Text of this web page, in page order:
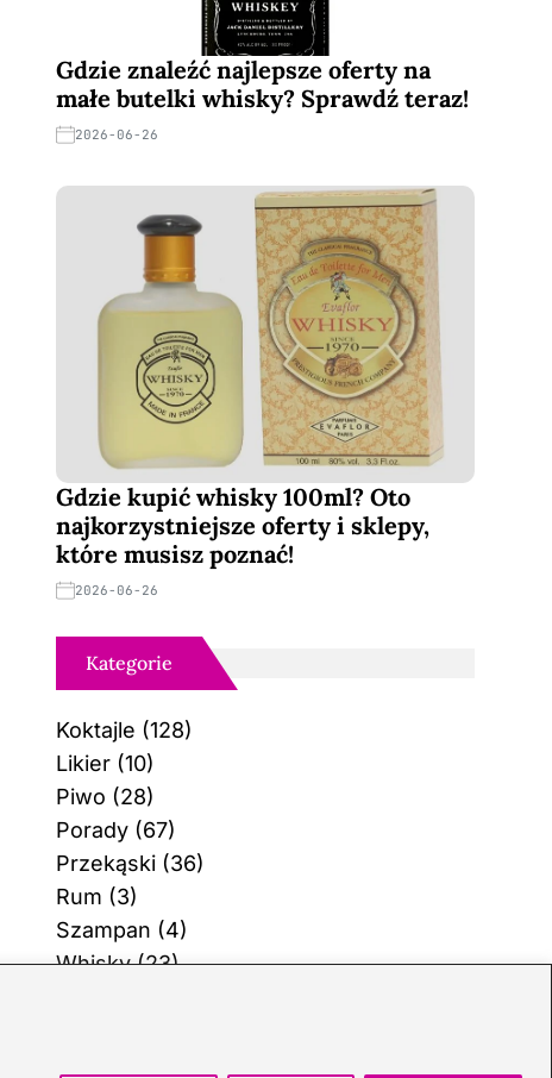
Gdzie znaleźć najlepsze oferty na
małe butelki whisky? Sprawdź teraz!
2026-06-26
Gdzie kupić whisky 100ml? Oto
najkorzystniejsze oferty i sklepy,
które musisz poznać!
2026-06-26
Kategorie
Koktajle (128)
Likier(10)
Piwo (28)
Porady(67)
Przekąski(36)
Rum (3)
Szampan (4)
Whisky(23)